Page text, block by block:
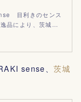
目利きのセンス
品により、茨城…
sense、茨城